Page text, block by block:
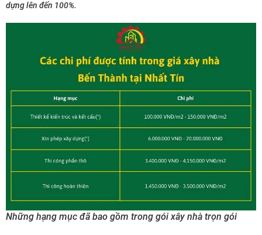
dựng lên đến 100%.
Những hạng mục đã bao gồm trong gói xây nhà trọn gói